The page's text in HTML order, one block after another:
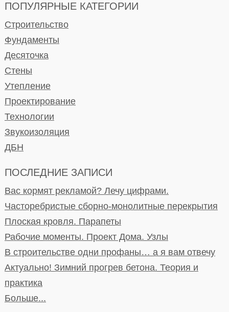
ПОПУЛЯРНЫЕ КАТЕГОРИИ
Строительство
Фундаменты
Десяточка
Стены
Утепление
Проектирование
Технологии
Звукоизоляция
ДБН
ПОСЛЕДНИЕ ЗАПИСИ
Вас кормят рекламой? Лечу цифрами.
Часторебристые сборно-монолитные перекрытия
Плоская кровля. Парапеты
Рабочие моменты. Проект Дома. Узлы
В строительстве одни профаны… а я вам отвечу
Актуально! Зимний прогрев бетона. Теория и
практика
Больше...